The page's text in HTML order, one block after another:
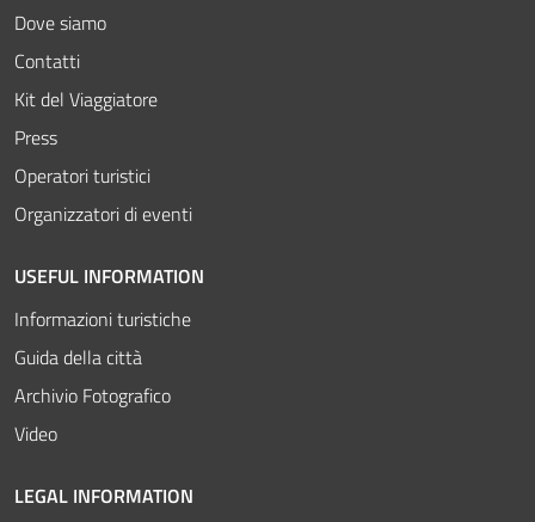
Dove siamo
Contatti
Kit del Viaggiatore
Press
Operatori turistici
Organizzatori di eventi
USEFUL INFORMATION
Informazioni turistiche
Guida della città
Archivio Fotografico
Video
LEGAL INFORMATION